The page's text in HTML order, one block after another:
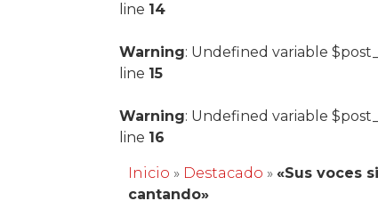
line 14
Warning: Undefined variable
line 15
Warning: Undefined variable
line 16
Inicio » Destacado »«Sus voces
cantando»